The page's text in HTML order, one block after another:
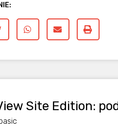
Site Edition: